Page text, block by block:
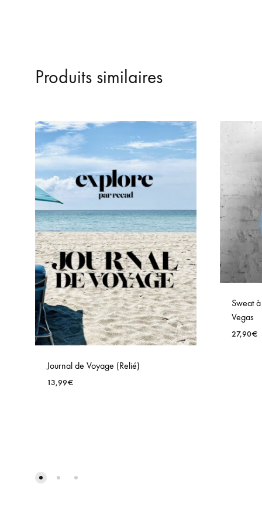
Produits similaires
Journal de Voyage (Relié)
13,99€
Sweat
Vegas
27,90€